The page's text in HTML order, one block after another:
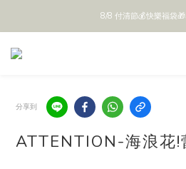
全館 $888 免
8/8 付清節💰快樂福袋
分享到
ATTENTION-海浪花!